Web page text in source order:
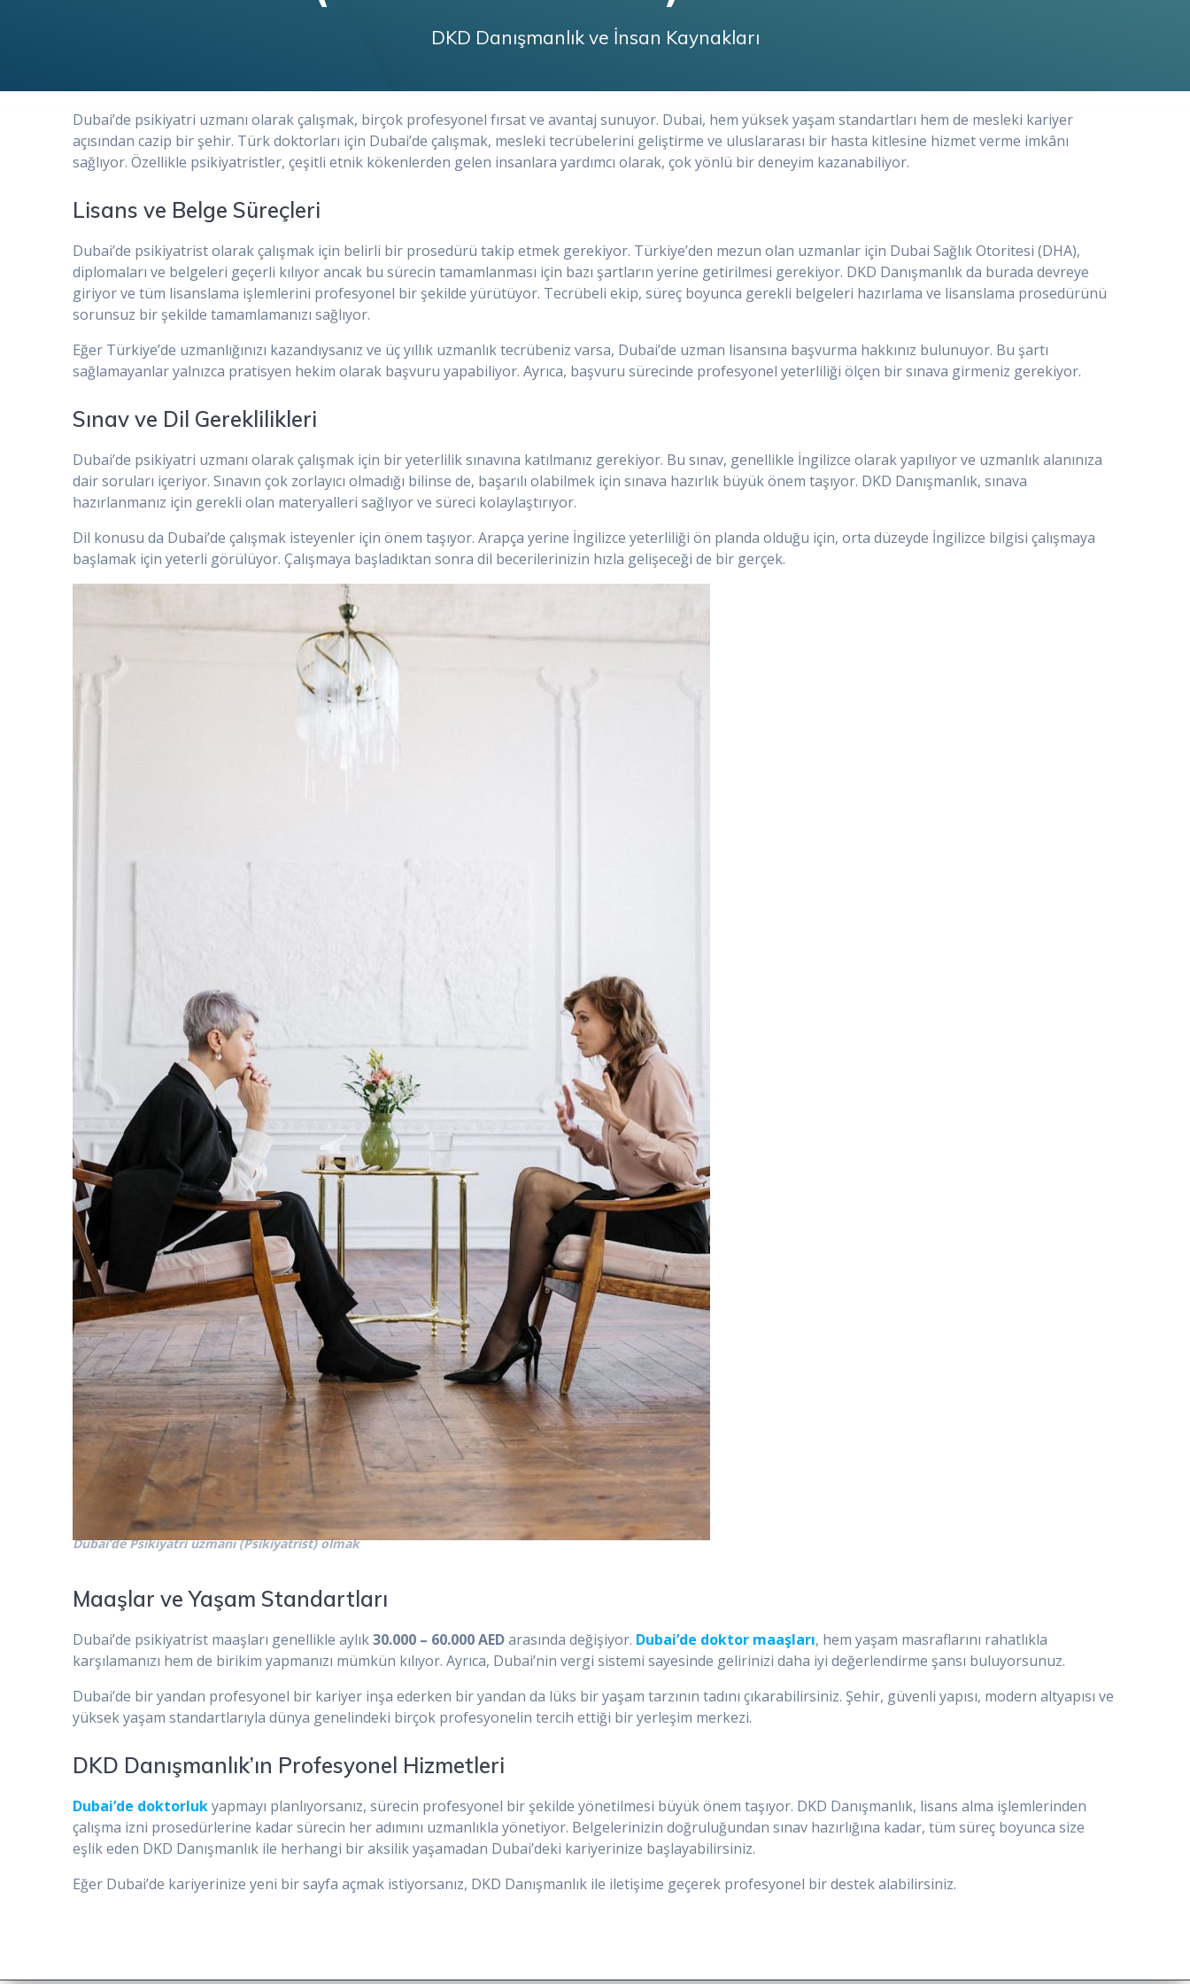
DKD Danışmanlık ve İnsan Kaynakları
Dubai’de psikiyatri uzmanı olarak çalışmak, birçok profesyonel fırsat ve avantaj sunuyor. Dubai, hem yüksek yaşam standartları hem de mesleki kariyer
açısından cazip bir şehir. Türk doktorları için Dubai’de çalışmak, mesleki tecrübelerini geliştirme ve uluslararası bir hasta kitlesine hizmet verme imkânı
sağlıyor. Özellikle psikiyatristler, çeşitli etnik kökenlerden gelen insanlara yardımcı olarak, çok yönlü bir deneyim kazanabiliyor.
Lisans ve Belge Süreçleri
Dubai’de psikiyatrist olarak çalışmak için belirli bir prosedürü takip etmek gerekiyor. Türkiye’den mezun olan uzmanlar için Dubai Sağlık Otoritesi (DHA),
diplomaları ve belgeleri geçerli kılıyor ancak bu sürecin tamamlanması için bazı şartların yerine getirilmesi gerekiyor. DKD Danışmanlık da burada devreye
giriyor ve tüm lisanslama işlemlerini profesyonel bir şekilde yürütüyor. Tecrübeli ekip, süreç boyunca gerekli belgeleri hazırlama ve lisanslama prosedürünü
sorunsuz bir şekilde tamamlamanızı sağlıyor.
Eğer Türkiye’de uzmanlığınızı kazandıysanız ve üç yıllık uzmanlık tecrübeniz varsa, Dubai’de uzman lisansına başvurma hakkınız bulunuyor. Bu şartı
sağlamayanlar yalnızca pratisyen hekim olarak başvuru yapabiliyor. Ayrıca, başvuru sürecinde profesyonel yeterliliği ölçen bir sınava girmeniz gerekiyor.
Sınav ve Dil Gereklilikleri
Dubai’de psikiyatri uzmanı olarak çalışmak için bir yeterlilik sınavına katılmanız gerekiyor. Bu sınav, genellikle İngilizce olarak yapılıyor ve uzmanlık alanınıza
dair soruları içeriyor. Sınavın çok zorlayıcı olmadığı bilinse de, başarılı olabilmek için sınava hazırlık büyük önem taşıyor. DKD Danışmanlık, sınava
hazırlanmanız için gerekli olan materyalleri sağlıyor ve süreci kolaylaştırıyor.
Dil konusu da Dubai’de çalışmak isteyenler için önem taşıyor. Arapça yerine İngilizce yeterliliği ön planda olduğu için, orta düzeyde İngilizce bilgisi çalışmaya
başlamak için yeterli görülüyor. Çalışmaya başladıktan sonra dil becerilerinizin hızla gelişeceği de bir gerçek.
Dubai’de Psikiyatri uzmanı (Psikiyatrist) olmak
Maaşlar ve Yaşam Standartları
Dubai’de psikiyatrist maaşları genellikle aylık30.000 – 60.000 AEDarasında değişiyor. Dubai’de doktor maaşları, hem yaşam masraflarını rahatlıkla
karşılamanızı hem de birikim yapmanızı mümkün kılıyor. Ayrıca, Dubai’nin vergi sistemi sayesinde gelirinizi daha iyi değerlendirme şansı buluyorsunuz.
Dubai’de bir yandan profesyonel bir kariyer inşa ederken bir yandan da lüks bir yaşam tarzının tadını çıkarabilirsiniz. Şehir, güvenli yapısı, modern altyapısı ve
yüksek yaşam standartlarıyla dünya genelindeki birçok profesyonelin tercih ettiği bir yerleşim merkezi.
DKD Danışmanlık’ın Profesyonel Hizmetleri
Dubai’de doktorlukyapmayı planlıyorsanız, sürecin profesyonel bir şekilde yönetilmesi büyük önem taşıyor. DKD Danışmanlık, lisans alma işlemlerinden
çalışma izni prosedürlerine kadar sürecin her adımını uzmanlıkla yönetiyor. Belgelerinizin doğruluğundan sınav hazırlığına kadar, tüm süreç boyunca size
eşlik eden DKD Danışmanlık ile herhangi bir aksilik yaşamadan Dubai’deki kariyerinize başlayabilirsiniz.
Eğer Dubai’de kariyerinize yeni bir sayfa açmak istiyorsanız, DKD Danışmanlık ile iletişime geçerek profesyonel bir destek alabilirsiniz.